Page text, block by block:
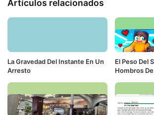
Artículos relacionados
La Gravedad Del Instante En Un
Arresto
El Peso Del
Hombros